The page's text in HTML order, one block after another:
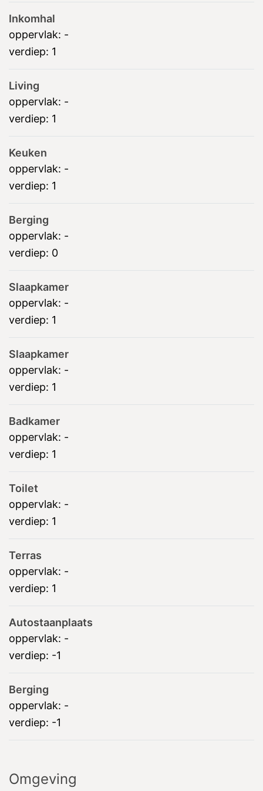
Inkomhal
oppervlak: -
verdiep: 1
Living
oppervlak: -
verdiep: 1
Keuken
oppervlak: -
verdiep: 1
Berging
oppervlak: -
verdiep: 0
Slaapkamer
oppervlak: -
verdiep: 1
Slaapkamer
oppervlak: -
verdiep: 1
Badkamer
oppervlak: -
verdiep: 1
Toilet
oppervlak: -
verdiep: 1
Terras
oppervlak: -
verdiep: 1
Autostaanplaats
oppervlak: -
verdiep: -1
Berging
oppervlak: -
verdiep: -1
Omgeving